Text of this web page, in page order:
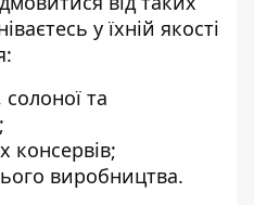
у їхній якості
солоної та
консервів;
виробництва.